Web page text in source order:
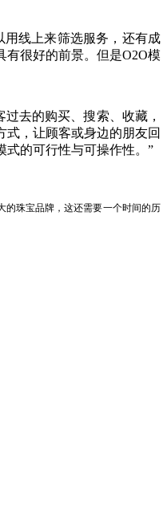
线上来筛选服务，还有成
很好的前景。但是O2O模
去的购买、搜索、收藏，
，让顾客或身边的朋友回
式的可行性与可操作性。”
的珠宝品牌，这还需要一个时间的历